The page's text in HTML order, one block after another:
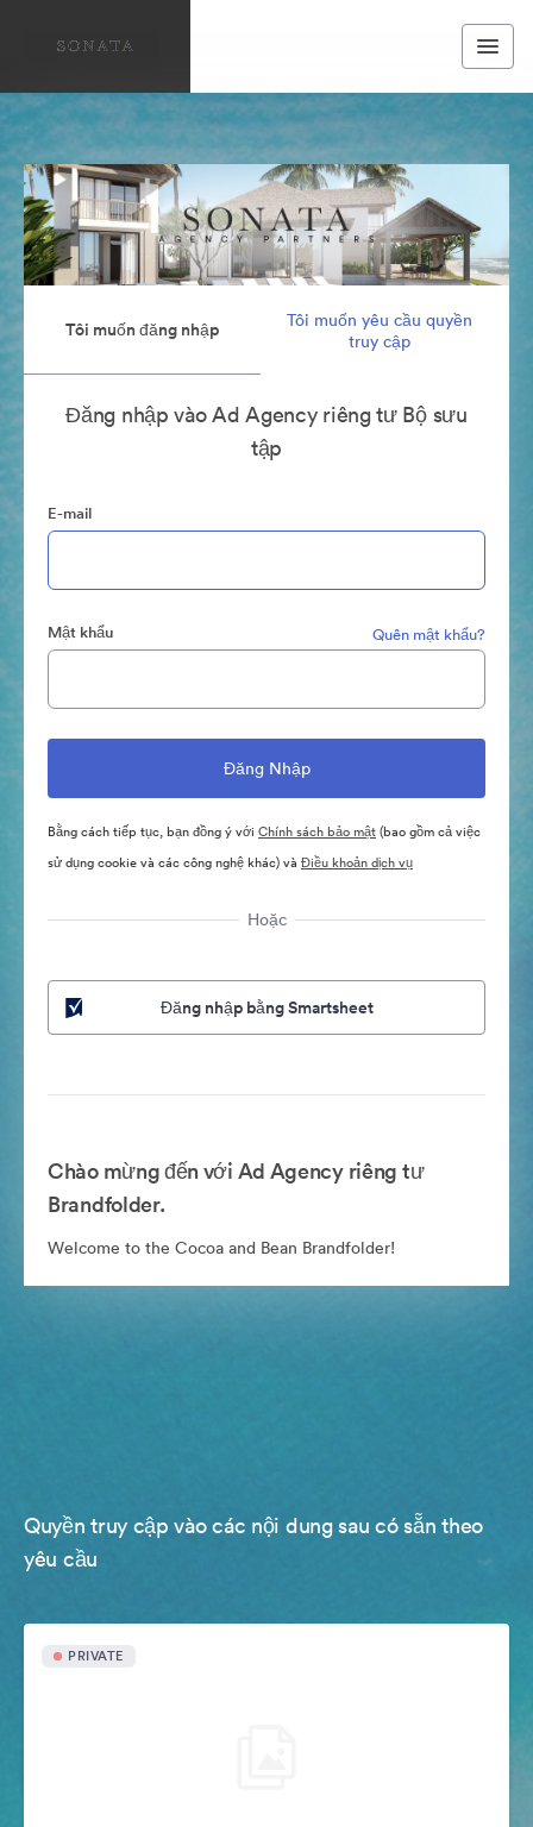
Tôi muốn đăng nhập
Tôi muốn yêu cầu quyền
truy cập
Đăng nhập vào Ad Agency riêng tư Bộ sưu
tập
E-mail
Mật khẩu Quên mật khẩu?
Bằng cách tiếp tục, bạn đồng ý với Chính sách bảo mật(bao gồm cả việc
sử dụng cookie và các công nghệ khác) và Điều khoản dịch vụ
Hoặc
Đăng nhập bằng Smartsheet
Chào mừng đến với Ad Agency riêng tư
Brandfolder.
Welcome to the Cocoa and Bean Brandfolder!
Quyền truy cập vào các nội dung sau có sẵn theo
yêu cầu
PRIVATE